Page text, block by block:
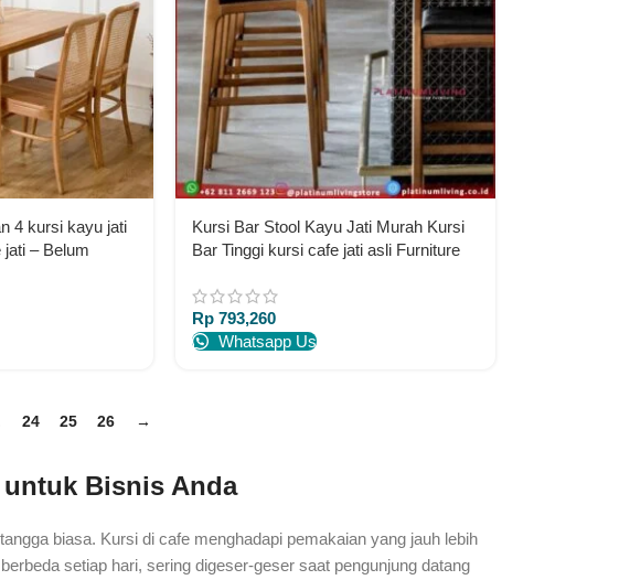
4 kursi kayu jati
– Belum
Kursi Bar Stool Kayu Jati Murah Kursi
Bar Tinggi kursi cafe jati asli Furniture
Rp 793,260
Whatsapp Us
24 25 26 →
Bisnis Anda
biasa. Kursi di cafe menghadapi pemakaian yang jauh lebih
setiap hari, sering digeser-geser saat pengunjung datang